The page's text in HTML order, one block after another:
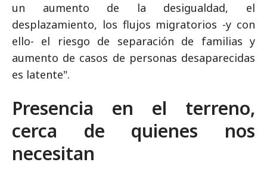
un aumento de la desigualdad, el
desplazamiento, los flujos migratorios -y con
ello- el riesgo de separación de familias y
aumento de casos de personas desaparecidas
es latente".
Presencia en el terreno,
cerca de quienes nos
necesitan